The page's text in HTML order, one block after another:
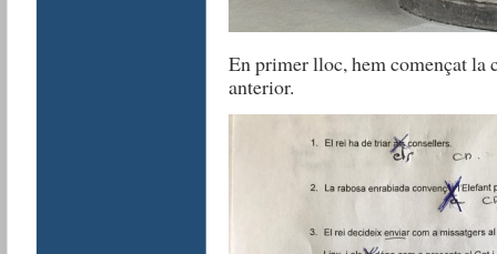
En primer lloc, hem començat la
anterior.